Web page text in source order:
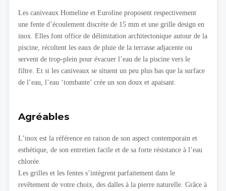
Les caniveaux Homeline et Euroline proposent respectivement
une fente d’écoulement discrète de 15 mm et une grille design en
inox. Elles font office de délimitation architectonique autour de la
piscine, récoltent les eaux de pluie de la terrasse adjacente ou
servent de trop-plein pour évacuer l’eau de la piscine vers le
filtre. Et si les caniveaux se situent un peu plus bas que la surface
de l’eau, l’eau ‘tombante’ crée un son doux et apaisant.
Agréables
L’inox est la référence en raison de son aspect contemporain et
esthétique, de son entretien facile et de sa forte résistance à l’eau
chlorée.
Les grilles et les fentes s’intègrent parfaitement dans le
revêtement de votre choix, des dalles à la pierre naturelle. Grâce à